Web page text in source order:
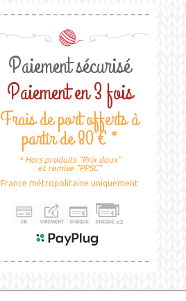
Paiement sécurisé
Paiement en 3 fois
Frais de port offerts à
partir de 80 € *
* Hors produits "Prix doux"
et remise "PPSC"
France métropolitaine uniquement